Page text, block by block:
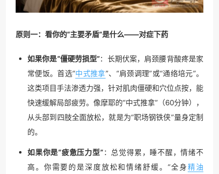
原则一：看你的“主要矛盾”是什么——对症下药
如果你是“僵硬劳损型”：长期伏案，肩颈腰背酸疼是家
常便饭。首选“中式推拿”、“肩颈调理”或“通络培元”。
这类项目手法渗透力强，针对肌肉僵硬和穴位点按，能
快速缓解局部疲劳。像摩耶的“中式推拿”（60分钟），
从头部到四肢全面放松，就是为“职场钢铁侠”量身定制
的。
如果你是“疲惫压力型”：总觉得累，睡不醒，情绪不
高。你需要的是深度放松和情绪舒缓。“全身精油